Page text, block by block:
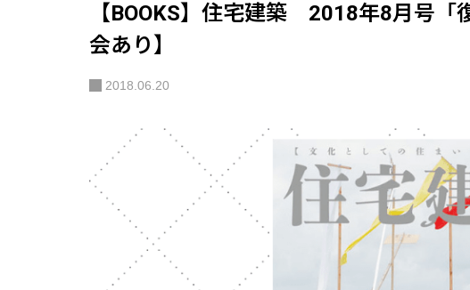
【BOOKS】住宅建築 2018年8月号「
会あり】
2018.06.20